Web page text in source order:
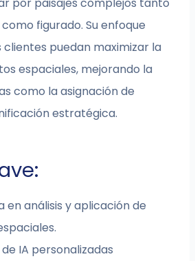
por paisajes complejos tanto
figurado. Su enfoque
clientes puedan maximizar la
espaciales, mejorando la
como la asignación de
estratégica.
en análisis y aplicación de
IA personalizadas